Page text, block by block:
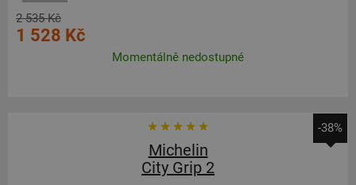
2 535 Kč
1 528 Kč
Momentálně nedostupné
-38%
Michelin
City Grip 2